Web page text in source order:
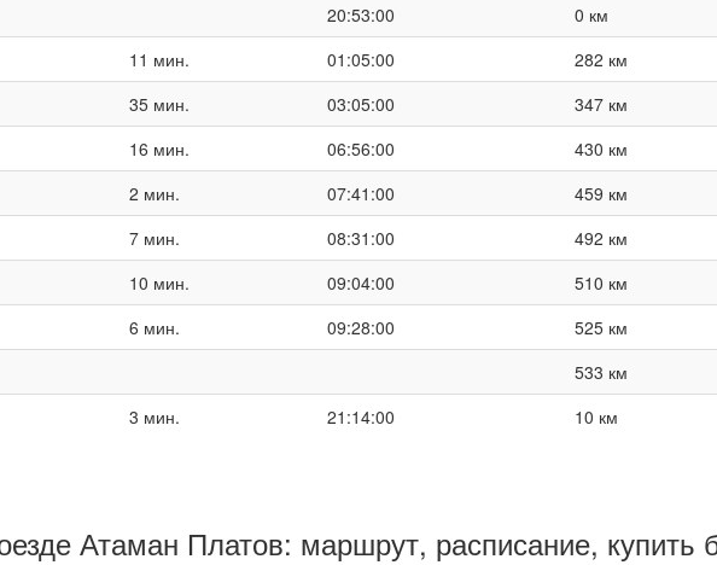
20:53:00
0 км
11 мин. 01:05:00 282 км
35 мин. 03:05:00 347 км
16 мин. 06:56:00 430 км
2 мин. 07:41:00 459 км
7 мин. 08:31:00 492 км
10 мин. 09:04:00 510 км
6 мин. 09:28:00 525 км
533 км
3 мин. 21:14:00 10 км
Атаман Платов: маршрут, расписание, купить